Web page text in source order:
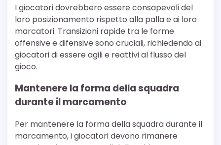
I giocatori dovrebbero essere consapevoli del
loro posizionamento rispetto alla palla e ai loro
marcatori. Transizioni rapide tra le forme
offensive e difensive sono cruciali, richiedendo ai
giocatori di essere agili e reattivi al flusso del
gioco.
Mantenere la forma della squadra
durante il marcamento
Per mantenere la forma della squadra durante il
marcamento, i giocatori devono rimanere